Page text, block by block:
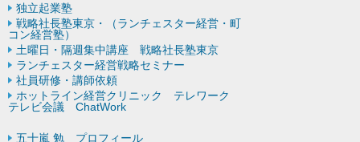
独立起業塾
戦略社長塾東京・（ランチェスター経営・町
コン経営塾）
土曜日・隔週集中講座 戦略社長塾東京
ランチェスター経営戦略セミナー
社員研修・講師依頼
ホットライン経営クリニック テレワーク
テレビ会議 ChatWork
五十嵐 勉 プロフィール